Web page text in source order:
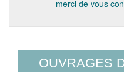
merci de vous
OUVRAGES